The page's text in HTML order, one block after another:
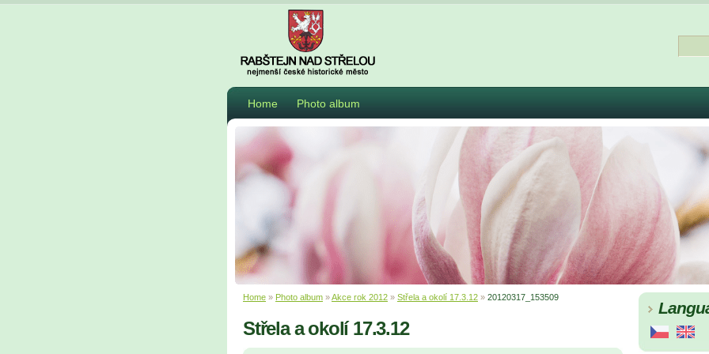
Home Photo album
Home » Photo album »Akce rok 2012 » Střela a okolí 17.3.12 » 20120317_153509
Střela a okolí 17.3.12